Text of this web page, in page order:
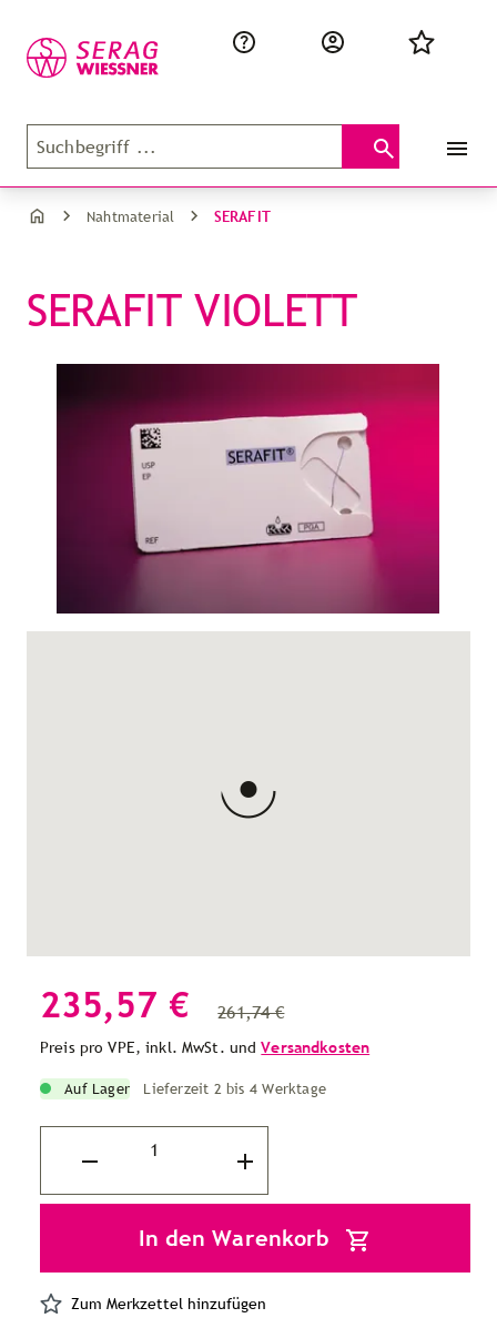
Nahtmaterial SERAFIT
SERAFIT VIOLETT
235,57 € 261,74 €
Preis pro VPE, inkl. MwSt. undVersandkosten
Auf Lager Lieferzeit 2 bis 4 Werktage
In den Warenkorb
Zum Merkzettel hinzufügen